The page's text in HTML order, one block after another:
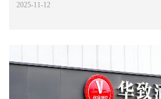
2025-11-12